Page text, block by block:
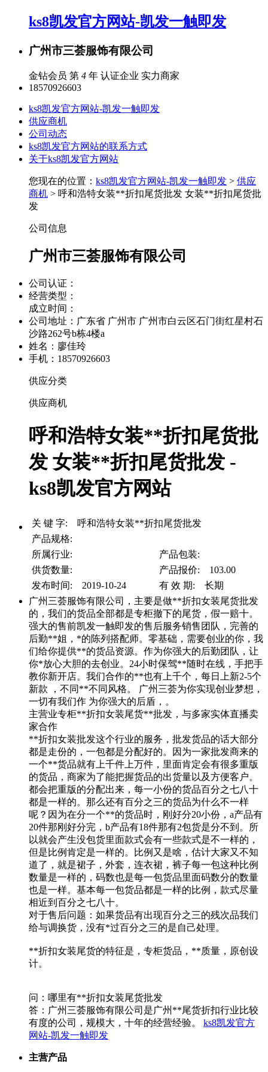
ks8凯发官方网站-凯发一触即发
广州市三荟服饰有限公司
金钻会员 第 4 年 认证企业 实力商家
18570926603
ks8凯发官方网站-凯发一触即发
供应商机
公司动态
ks8凯发官方网站的联系方式
关于ks8凯发官方网站
您现在的位置： ks8凯发官方网站-凯发一触即发 > 供应
商机 > 呼和浩特女装**折扣尾货批发 女装**折扣尾货批
发
公司信息
广州市三荟服饰有限公司
公司认证：
经营类型：
成立时间：
公司地址： 广东省 广州市 广州市白云区石门街红星村石
沙路262号b栋4楼a
姓名：廖佳玲
手机：18570926603
供应分类
供应商机
呼和浩特女装**折扣尾货批
发 女装**折扣尾货批发 -
ks8凯发官方网站
关 键 字: 呼和浩特女装**折扣尾货批发
产品规格:
所属行业:
产品包装:
供货数量:
产品报价: 103.00
发布时间: 2019-10-24
有 效 期: 长期
广州三荟服饰有限公司，主要是做**折扣女装尾货批发
的，我们的货品全部都是专柜撤下的尾货，假一赔十。
强大的售前凯发一触即发的售后服务销售团队，完善的
后勤**姐，*的陈列搭配师。零基础，需要创业的你，我
们给你提供**的货品资源。作为你强大的后勤团队，让
你*放心大胆的去创业。24小时保驾**随时在线，手把手
教你新开店。我们合作的**也有上千个，每日上新2-5个
新款 ，不同**不同风格。 广州三荟为你实现创业梦想，
一切有我们作 为你强大的后盾，。
主营业专柜**折扣女装尾货**批发，与多家实体直播卖
家合作
**折扣女装批发这个行业的服务，批发货品的话大部分
都是走份的，一包都是分配好的。因为一家批发商来的
一个**货品就有上千件上万件，里面肯定会有很多重版
的货品，商家为了能把握货品的出货量以及方便客户。
都会把重版的分配出来，每一小份的货品百分之七八十
都是一样的。那么还有百分之三的货品为什么不一样
呢？因为在分一个**的货品时，刚好分20小份，a产品有
20件那刚好分完，b产品有18件那有2包货是分不到。所
以就会产生没包货里面款式会有一些款式是不一样的，
但是比例肯定是一样的。比例又是啥，估计大家又不知
道了，就是裙子，外套，连衣裙，裤子每一包这种比例
数量是一样的，码数也是每一包货品里面码数分的数量
也是一样。基本每一包货品都是一样的比例，款式尽量
相近到百分之七八十。
对于售后问题：如果货品有出现百分之三的残次品我们
给与调换货，没有*过百分之三的是自己处理。
**折扣女装尾货的特征是，专柜货品，**质量，原创设
计。
问：哪里有**折扣女装尾货批发
答：广州三荟服饰有限公司是广州**尾货折扣行业比较
有度的公司，规模大，十年的经营经验。
ks8凯发官方
网站-凯发一触即发
主营产品